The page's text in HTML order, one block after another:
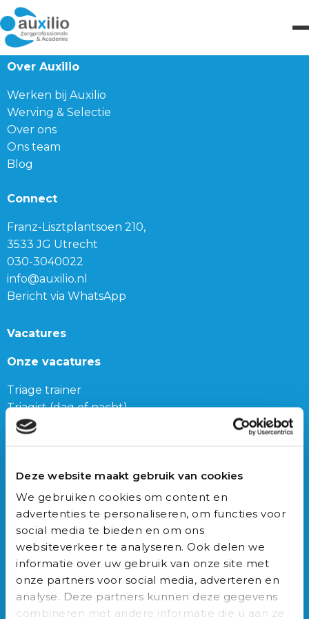
Deze website maakt gebruik van cookies
We gebruiken cookies om content en
advertenties te personaliseren, om functies voor
social media te bieden en om ons
websiteverkeer te analyseren. Ook delen we
informatie over uw gebruik van onze site met
onze partners voor social media, adverteren en
analyse. Deze partners kunnen deze gegevens
combineren met andere informatie die u aan ze
Over Auxilio
Werken bij Auxilio
Werving & Selectie
Over ons
Ons team
Blog
Connect
Franz-Lisztplantsoen 210,
3533 JG Utrecht
030-3040022
info@auxilio.nl
Bericht via WhatsApp
Vacatures
Onze vacatures
Triage trainer
Triagist (dag of nacht)
Triage teamleider
Geneeskunde
Biomedische wetenschappen
Auxilio Academie
Opleidingen